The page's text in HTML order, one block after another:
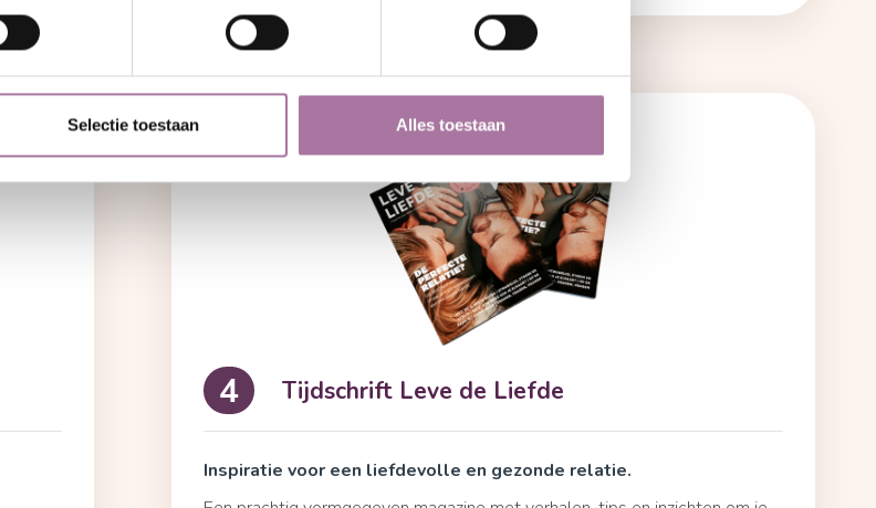
Selectie toestaan Alles toestaan
4 Tijdschrift Leve de Liefde
Inspiratie voor een liefdevolle en gezonde relatie.